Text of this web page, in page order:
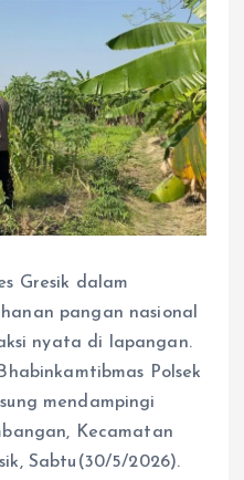
Gresik dalam
pangan nasional
nyata di lapangan.
Polsek
mendampingi
Kecamatan
Sabtu(30/5/2026).